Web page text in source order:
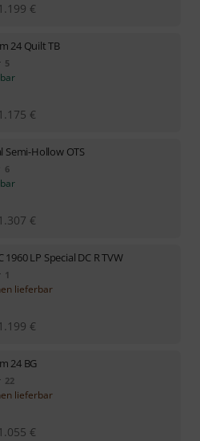
1.199 €
24 Quilt TB
5
1.175 €
Semi-Hollow OTS
6
1.307 €
1960 LP Special DC R TVW
1
lieferbar
1.199 €
24 BG
22
lieferbar
1.055 €